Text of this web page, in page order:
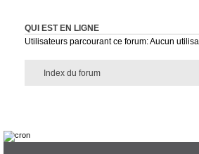
QUI EST EN LIGNE
Utilisateurs parcourant ce forum: Aucun
Index du forum